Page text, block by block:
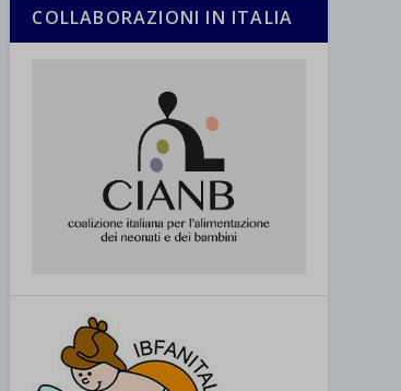
COLLABORAZIONI IN ITALIA